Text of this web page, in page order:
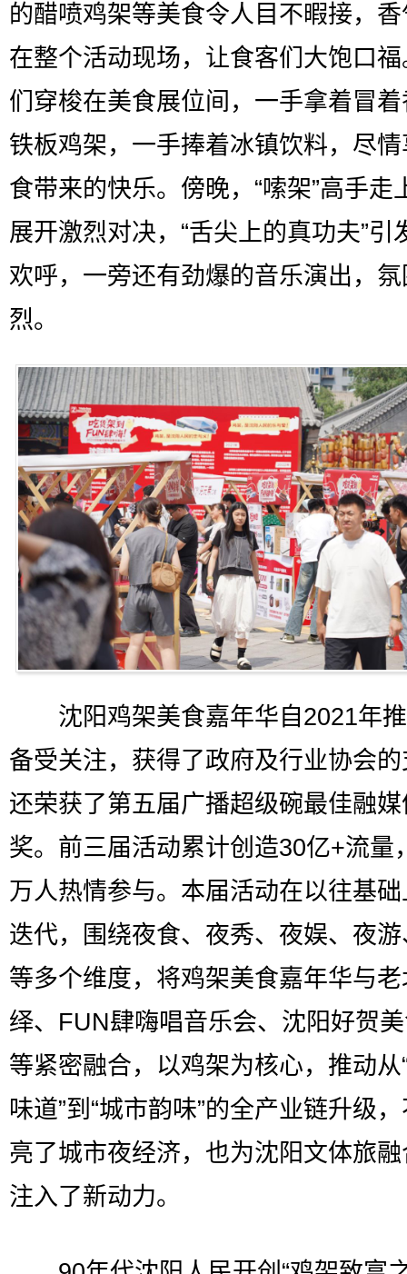
的醋喷鸡架等美食令人目不暇接，
在整个活动现场，让食客们大饱口
们穿梭在美食展位间，一手拿着冒
铁板鸡架，一手捧着冰镇饮料，尽
食带来的快乐。傍晚，“嗦架”高手走
展开激烈对决，“舌尖上的真功夫”引
欢呼，一旁还有劲爆的音乐演出，
烈。
沈阳鸡架美食嘉年华自2021年
备受关注，获得了政府及行业协会
还荣获了第五届广播超级碗最佳融
奖。前三届活动累计创造30亿+流量
万人热情参与。本届活动在以往基
迭代，围绕夜食、夜秀、夜娱、夜
等多个维度，将鸡架美食嘉年华与
绎、FUN肆嗨唱音乐会、沈阳好贺
等紧密融合，以鸡架为核心，推动从
味道”到“城市韵味”的全产业链升级
亮了城市夜经济，也为沈阳文体旅
注入了新动力。